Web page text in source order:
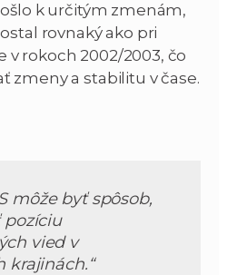
k určitým zmenám,
rovnaký ako pri
rokoch 2002/2003, čo
zmeny a stabilitu v čase.
môže byť spôsob,
pozíciu
vied v
krajinách.“